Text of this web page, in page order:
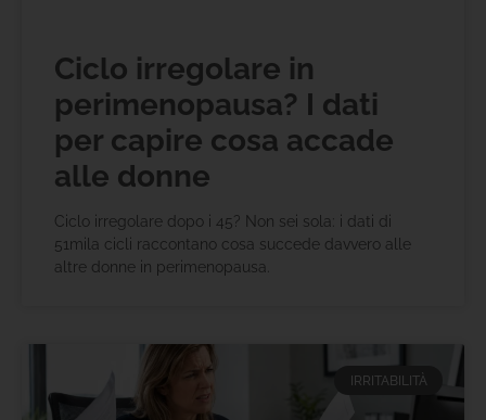
Ciclo irregolare in
perimenopausa? I dati
per capire cosa accade
alle donne
Ciclo irregolare dopo i 45? Non sei sola: i dati di
51mila cicli raccontano cosa succede davvero alle
altre donne in perimenopausa.
IRRITABILITÀ